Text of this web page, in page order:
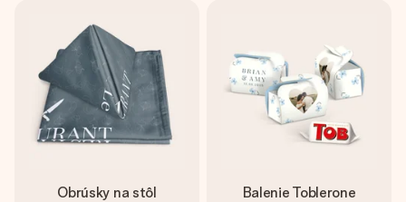
Obrúsky na stôl Balenie Toblerone